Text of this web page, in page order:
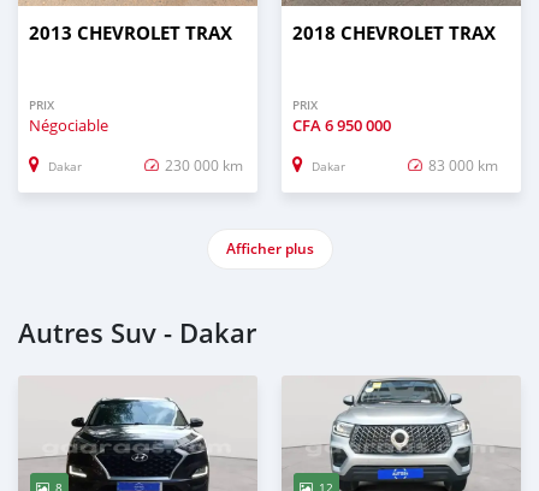
2013 CHEVROLET TRAX
PRIX
Négociable
Dakar 230 000 km
2018 CHEVROLET TRAX
PRIX
CFA6 950 000
Dakar 83 000 km
Afficher plus
Autres Suv - Dakar